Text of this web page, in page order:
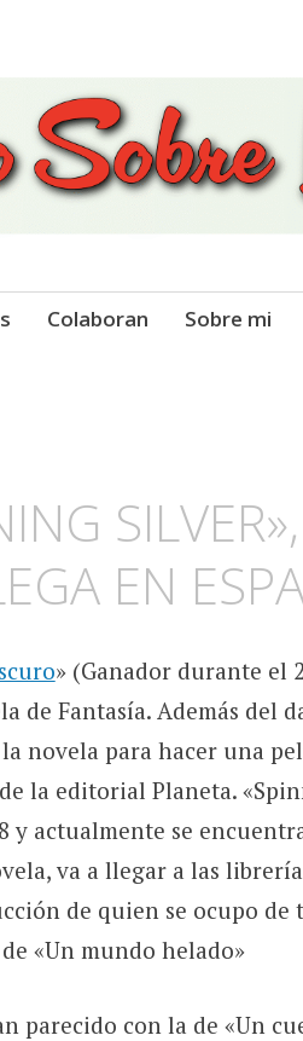
Colaboran Sobre mi
EN
» (Ganador durante el
de Fantasía. Además del
novela para hacer una
la editorial Planeta.
y actualmente se
va a llegar a las
de quien se ocupo de
«Un mundo helado»
parecido con la de «Un